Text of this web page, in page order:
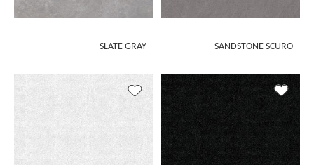
SANDSTONE SCURO
SLATE GRAY